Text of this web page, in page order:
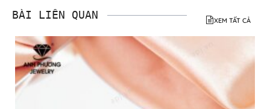
XEM TẤT CẢ
BÀI LIÊN QUAN